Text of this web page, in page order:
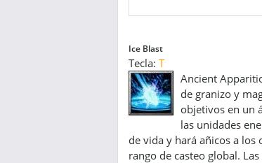
Ice Blast
Tecla: T
Ancient
de granizo y
objetivos en un
las unidades
de vida y hará añicos a los
rango de casteo global.